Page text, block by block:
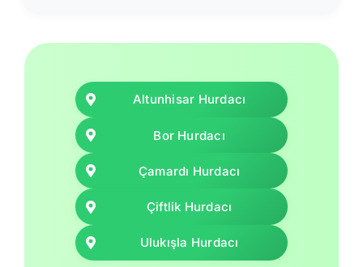
Altunhisar Hurdacı
Bor Hurdacı
Çamardı Hurdacı
Çiftlik Hurdacı
Ulukışla Hurdacı